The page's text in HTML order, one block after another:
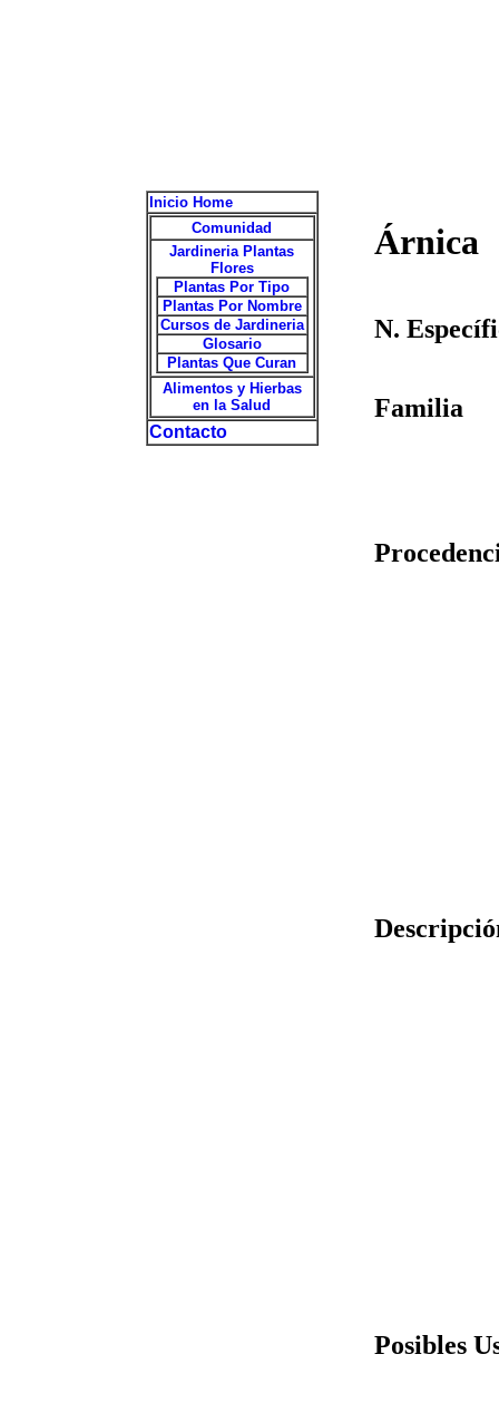
Inicio Home
Comunidad
Jardineria Plantas
Flores
Plantas Por Tipo
Plantas Por Nombre
Cursos de Jardineria
Glosario
Plantas Que Curan
Alimentos y Hierbas
en la Salud
Contacto
Árnica
N.
Familia
Posibles